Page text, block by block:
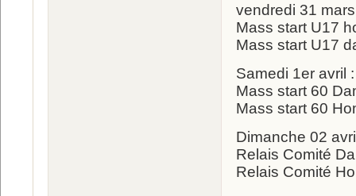
vendredi 31
Mass start U17
Mass start U17
Samedi 1er avril :
Mass start 60
Mass start 60
Dimanche 02
Relais Comité
Relais Comité